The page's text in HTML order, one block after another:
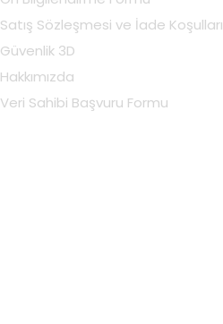
Satış Sözleşmesi ve İade Koşulları
Güvenlik 3D
Hakkımızda
Veri Sahibi Başvuru Formu